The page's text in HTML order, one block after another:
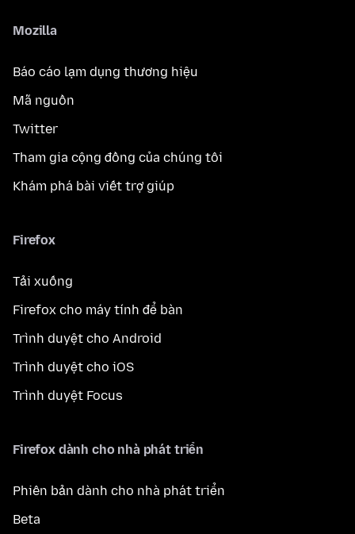
Mozilla
Báo cáo lạm dụng thương hiệu
Mã nguồn
Twitter
Tham gia cộng đồng của chúng tôi
Khám phá bài viết trợ giúp
Firefox
Tải xuống
Firefox cho máy tính để bàn
Trình duyệt cho Android
Trình duyệt cho iOS
Trình duyệt Focus
Firefox dành cho nhà phát triển
Phiên bản dành cho nhà phát triển
Beta